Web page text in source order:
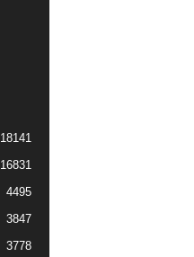
18141
16831
4495
3847
3778